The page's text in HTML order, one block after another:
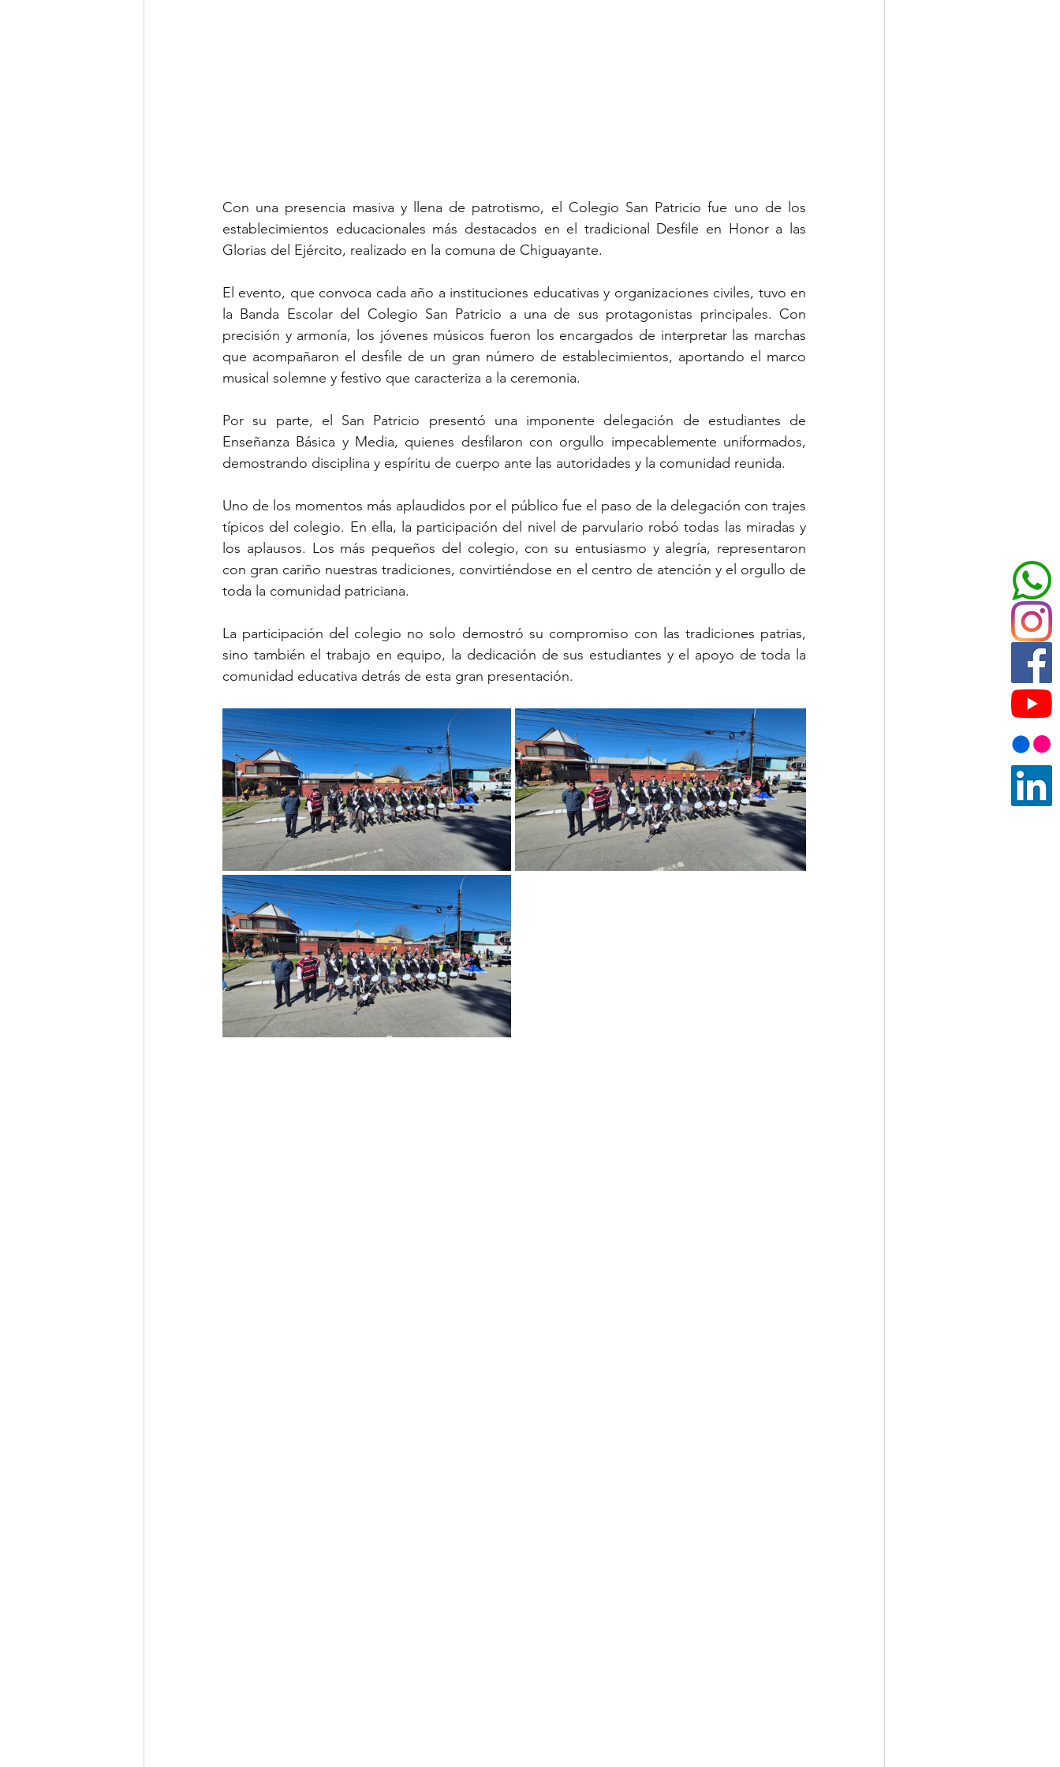
Con una presencia masiva y llena de patrotismo, el Colegio San Patricio fue uno de los
establecimientos educacionales más destacados en el tradicional Desfile en Honor a las
Glorias del Ejército, realizado en la comuna de Chiguayante.
El evento, que convoca cada año a instituciones educativas y organizaciones civiles, tuvo en
la Banda Escolar del Colegio San Patricio a una de sus protagonistas principales. Con
precisión y armonía, los jóvenes músicos fueron los encargados de interpretar las marchas
que acompañaron el desfile de un gran número de establecimientos, aportando el marco
musical solemne y festivo que caracteriza a la ceremonia.
Por su parte, el San Patricio presentó una imponente delegación de estudiantes de
Enseñanza Básica y Media, quienes desfilaron con orgullo impecablemente uniformados,
demostrando disciplina y espíritu de cuerpo ante las autoridades y la comunidad reunida.
Uno de los momentos más aplaudidos por el público fue el paso de la delegación con trajes
típicos del colegio. En ella, la participación del nivel de parvulario robó todas las miradas y
los aplausos. Los más pequeños del colegio, con su entusiasmo y alegría, representaron
con gran cariño nuestras tradiciones, convirtiéndose en el centro de atención y el orgullo de
toda la comunidad patriciana.
La participación del colegio no solo demostró su compromiso con las tradiciones patrias,
sino también el trabajo en equipo, la dedicación de sus estudiantes y el apoyo de toda la
comunidad educativa detrás de esta gran presentación.